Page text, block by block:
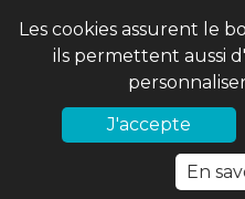
Les cookies assurent le
ils permettent aussi
J'accepte
En
02 97 56 61 18